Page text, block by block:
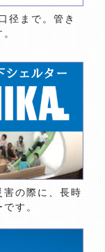
径まで。管き
害の際に、長時
す。